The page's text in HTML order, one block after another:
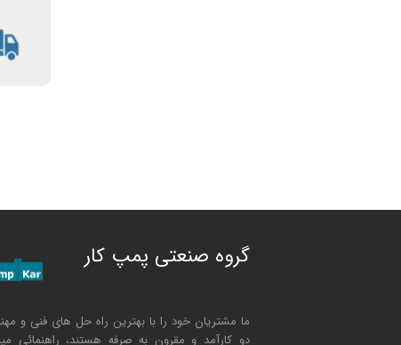
گروه صنعتی پمپ کار
ما مشتریان خود را با بهترین راه حل های فنی و
دو کارآمد و مقرون به صرفه هستند، راهنمائی